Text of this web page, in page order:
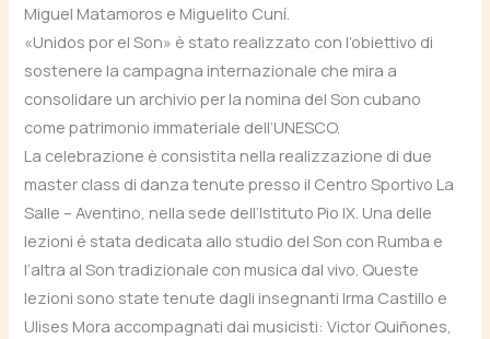
Miguel Matamoros e Miguelito Cuní.
«Unidos por el Son» è stato realizzato con l’obiettivo di
sostenere la campagna internazionale che mira a
consolidare un archivio per la nomina del Son cubano
come patrimonio immateriale dell’UNESCO.
La celebrazione è consistita nella realizzazione di due
master class di danza tenute presso il Centro Sportivo La
Salle – Aventino, nella sede dell’Istituto Pio IX. Una delle
lezioni é stata dedicata allo studio del Son con Rumba e
l’altra al Son tradizionale con musica dal vivo. Queste
lezioni sono state tenute dagli insegnanti Irma Castillo e
Ulises Mora accompagnati dai musicisti: Victor Quiñones,